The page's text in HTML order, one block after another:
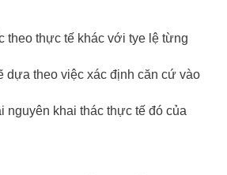
theo thực tế khác với tye lệ từng
dựa theo việc xác định căn cứ vào
nguyên khai thác thực tế đó của